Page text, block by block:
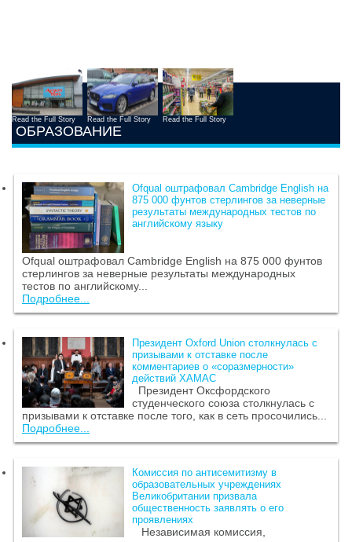
Read the Full Story Read the Full Story Read the Full Story
ОБРАЗОВАНИЕ
Ofqual оштрафовал Cambridge English на
875 000 фунтов стерлингов за неверные
результаты международных тестов по
английскому языку
Ofqual оштрафовал Cambridge English на 875 000 фунтов
стерлингов за неверные результаты международных
тестов по английскому...
Подробнее...
Президент Oxford Union столкнулась с
призывами к отставке после
комментариев о «соразмерности»
действий ХАМАС
Президент Оксфордского
студенческого союза столкнулась с
призывами к отставке после того, как в сеть просочились...
Подробнее...
Комиссия по антисемитизму в
образовательных учреждениях
Великобритании призвала
общественность заявлять о его
проявлениях
Независимая комиссия,